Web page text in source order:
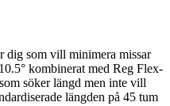
dig som vill minimera missar
kombinerat med Reg Flex-
söker längd men inte vill
längden på 45 tum